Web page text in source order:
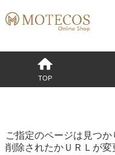
TOP
ご指定のページは見つか
削除されたかＵＲＬが変